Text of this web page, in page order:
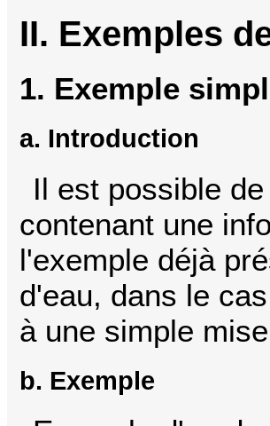
II. Exemples
1. Exemple
a. Introduction
Il est possible
contenant une
l'exemple déjà
d'eau, dans le
à une simple
b. Exemple